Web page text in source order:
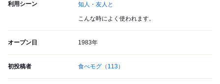
利用シーン 知人・友人と
こんな時によく使われます。
オープン日 1983年
初投稿者 食べモグ （113）